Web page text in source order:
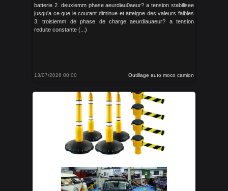
batterie 2. deuxiemm phase aeurdiau0aeur? a tension stabilisee
jusqu'a ce que le courant diminue et atteigne des valeurs faibles
3. troisiemm de phase de charge aeurdiauaeur? a tension
reduite constante (...)
13/07/2026 00:00 Outillage auto moco camion